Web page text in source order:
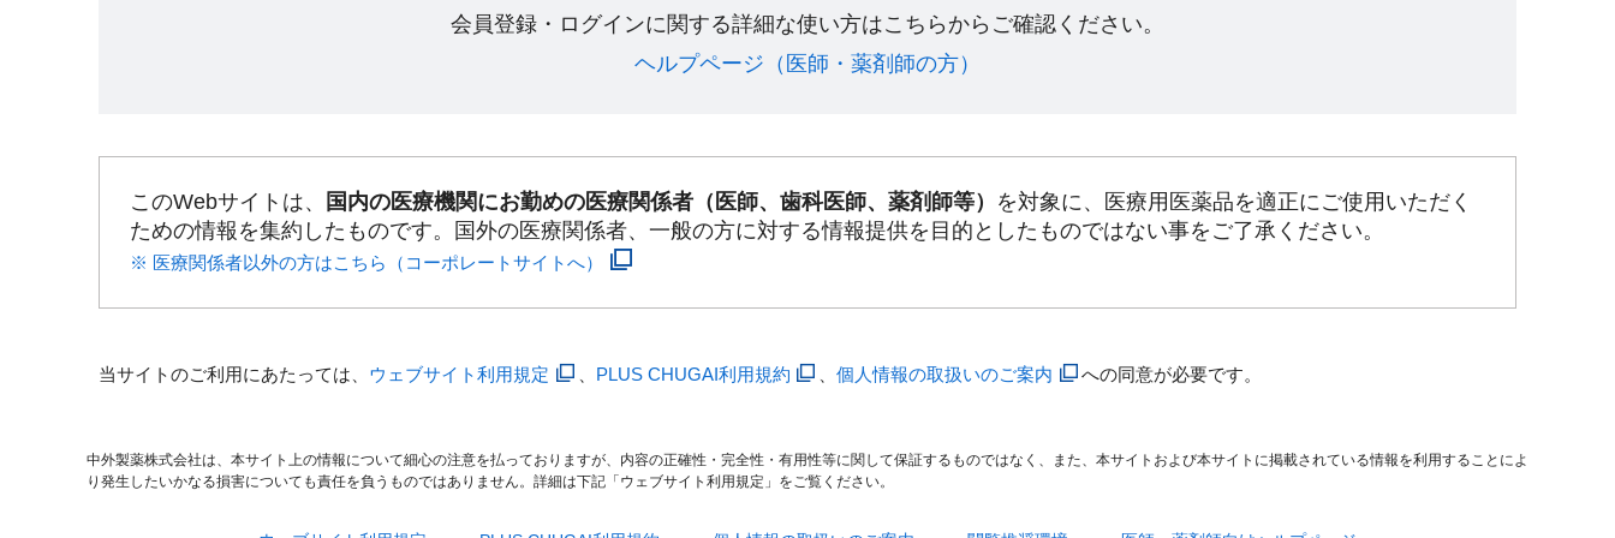
会員登録・ログインに関する詳細な使い方はこちらからご確認ください。​
ヘルプページ（医師・薬剤師の方）​
このWebサイトは、 国内の医療機関にお勤めの医療関係者（医師、歯科医師、薬剤師等） を対象に、医療用医薬品を適正にご使用いただく
ための情報を集約したものです。国外の医療関係者、一般の方に対する情報提供を目的としたものではない事をご了承ください。
※ 医療関係者以外の方はこちら（コーポレートサイトへ）
当サイトのご利用にあたっては、 ウェブサイト利用規定 PLUS CHUGAI利用規約 、個人情報の取扱いのご案内 への同意が必要です。
中外製薬株式会社は、本サイト上の情報について細心の注意を払っておりますが、内容の正確性・完全性・有用性等に関して保証するものではなく、また、本サイトおよび本サイトに掲載されている情報を利用することによ
り発生したいかなる損害についても責任を負うものではありません。詳細は下記「ウェブサイト利用規定」をご覧ください。